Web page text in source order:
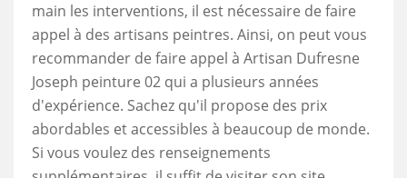
main les interventions, il est nécessaire de faire
appel à des artisans peintres. Ainsi, on peut vous
recommander de faire appel à Artisan Dufresne
Joseph peinture 02 qui a plusieurs années
d'expérience. Sachez qu'il propose des prix
abordables et accessibles à beaucoup de monde.
Si vous voulez des renseignements